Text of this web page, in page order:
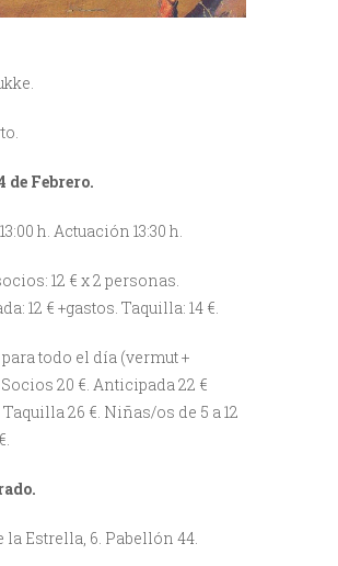
de Febrero.
h. Actuación 13:30 h.
12 € x 2 personas.
12 € +gastos. Taquilla: 14 €.
todo el día (vermut +
20 €. Anticipada 22 €
Taquilla 26 €. Niñas/os de 5 a 12
la Estrella, 6. Pabellón 44.